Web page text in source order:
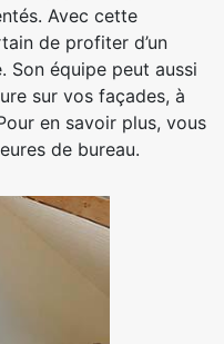
Avec cette
de profiter d’un
Son équipe peut aussi
sur vos façades, à
en savoir plus, vous
de bureau.